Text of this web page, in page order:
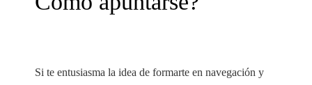
Si te entusiasma la idea de formarte en navegación y